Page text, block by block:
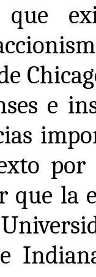
e
que la